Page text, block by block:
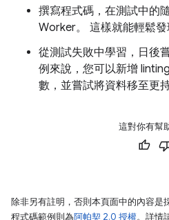
撰寫程式碼，在測試中的
Worker。 這樣就能輕鬆發
從測試失敗中學習，日後
例來說，您可以新增
數，並嘗試將資料移至更
這對你有幫
除非另有註明，否則本頁面中的內容是
程式碼範例則為阿帕契 2.0 授權。詳情